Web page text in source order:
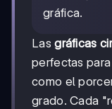
gráfica.
Lasgráficas
perfectas
como el
grado. Cada